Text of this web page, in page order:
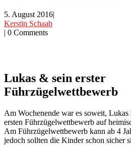
5. August 2016|
Kerstin Schaab
| 0 Comments
Lukas & sein erster
Führzügelwettbewerb
Am Wochenende war es soweit, Lukas
ersten Führzügelwettbewerb auf
Am Führzügelwettbewerb kann ab 4
jedoch sollten die Kinder schon sicher